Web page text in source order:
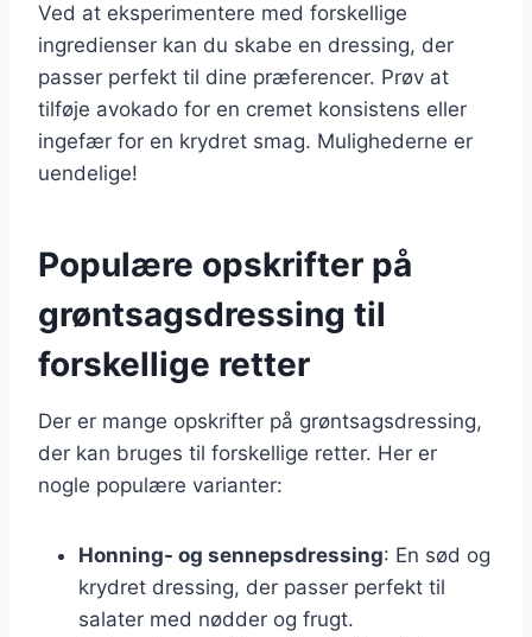
Ved at eksperimentere med forskellige
ingredienser kan du skabe en dressing, der
passer perfekt til dine præferencer. Prøv at
tilføje avokado for en cremet konsistens eller
ingefær for en krydret smag. Mulighederne er
uendelige!
Populære opskrifter på
grøntsagsdressing til
forskellige retter
Der er mange opskrifter på grøntsagsdressing,
der kan bruges til forskellige retter. Her er
nogle populære varianter:
Honning- og sennepsdressing: En sød og
krydret dressing, der passer perfekt til
salater med nødder og frugt.